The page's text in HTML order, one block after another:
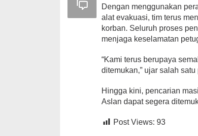
Dengan menggunakan
alat evakuasi, tim terus
korban. Seluruh proses
menjaga keselamatan
“Kami terus berupaya
ditemukan,” ujar salah
Hingga kini, pencarian
Aslan dapat segera
Post Views: 93